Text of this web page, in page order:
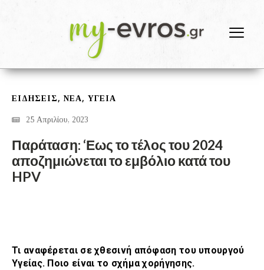
ΕΙΔΗΣΕΙΣ , ΝΕΑ, ΥΓΕΙΑ
25 Απριλίου, 2023
Παράταση: ‘Εως το τέλος του 2024
αποζημιώνεται το εμβόλιο κατά του
HPV
Τι αναφέρεται σε χθεσινή απόφαση του υπουργού
Υγείας. Ποιο είναι το σχήμα χορήγησης.